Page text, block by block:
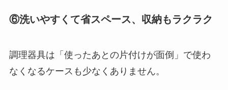
⑥洗いやすくて省スペース、収納もラクラク
調理器具は「使ったあとの片付けが面倒」で使わ
なくなるケースも少なくありません。